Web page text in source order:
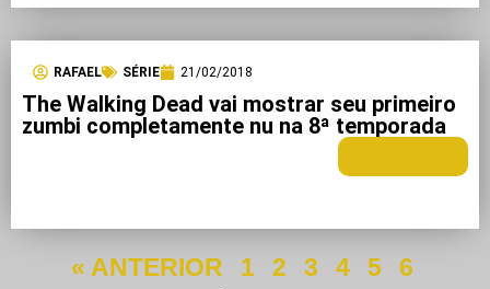
RAFAEL SÉRIE 21/02/2018
The Walking Dead vai mostrar seu primeiro
zumbi completamente nu na 8ª temporada
« ANTERIOR 1 2 3 4 5
6